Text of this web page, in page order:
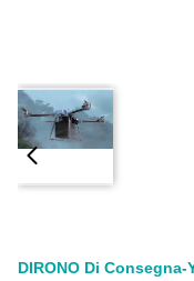
DIRONO Di Consegna-